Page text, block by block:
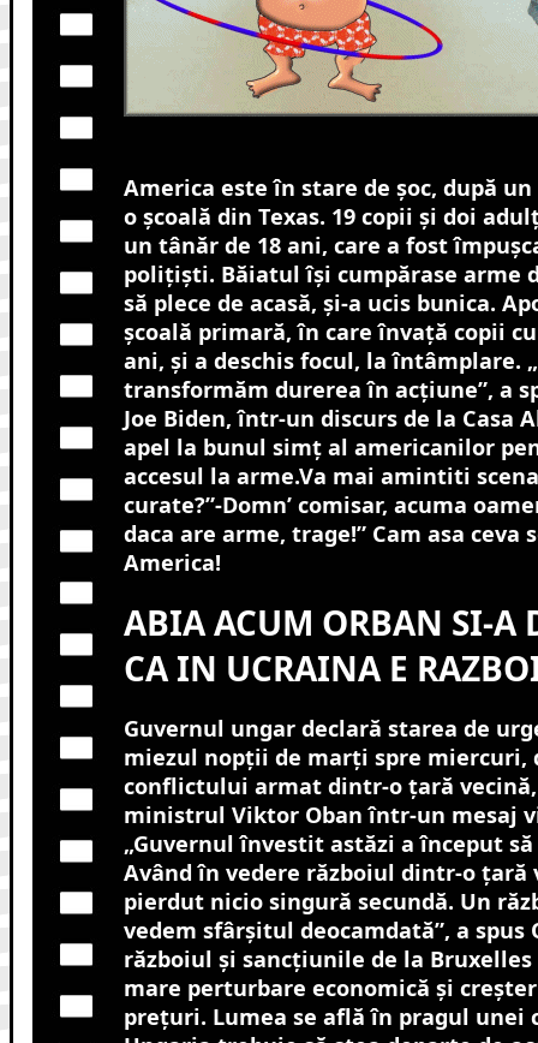
America este în stare de șoc, după
o școală din Texas. 19 copii și doi
un tânăr de 18 ani, care a fost
polițiști. Băiatul își cumpărase arme
să plece de acasă, și-a ucis bunica.
școală primară, în care învață copii
ani, și a deschis focul, la întâmplare.
transformăm durerea în acțiune”, a
Joe Biden, într-un discurs de la Casa
apel la bunul simț al americanilor
accesul la arme.Va mai amintiti
curate?”-Domn’ comisar, acuma
daca are arme, trage!” Cam asa ceva
America!
ABIA ACUM ORBAN SI-A
CA IN UCRAINA E
Guvernul ungar declară starea de
miezul nopţii de marţi spre miercuri,
conflictului armat dintr-o ţară
ministrul Viktor Oban într-un mesaj
„Guvernul învestit astăzi a început
Având în vedere războiul dintr-o ţară
pierdut nicio singură secundă. Un
vedem sfârşitul deocamdată”, a spus
războiul şi sancţiunile de la Bruxelles
mare perturbare economică şi
preţuri. Lumea se află în pragul unei